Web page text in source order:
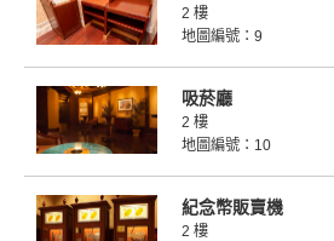
2 樓
地圖編號：9
吸菸廳
2 樓
地圖編號：10
紀念幣販賣機
2 樓